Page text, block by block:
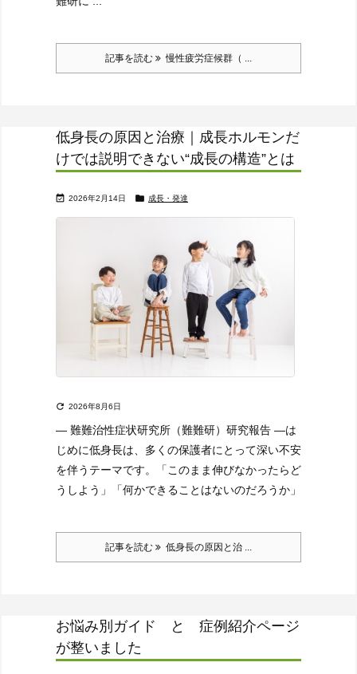
記事を読む 慢性疲労症候群（ ...
低身長の原因と治療｜成長ホルモンだ
けでは説明できない“成長の構造”とは
 2026年2月14日  成長・発達
 2026年8月6日
― 難難治性症状研究所（難難研）研究報告 ―は
じめに低身長は、多くの保護者にとって深い不安
を伴うテーマです。
「このまま伸びなかったらど
うしよう」
「何かできることはないのだろうか」
記事を読む 低身長の原因と治 ...
お悩み別ガイド と 症例紹介ページ
が整いました